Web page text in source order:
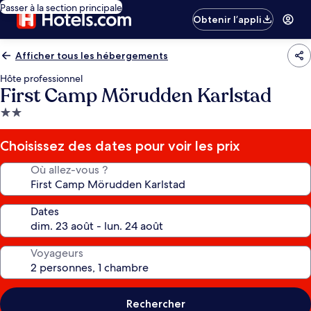
Passer à la section principale
Obtenir l’appli
Afficher tous les hébergements
Hôte professionnel
First Camp Mörudden Karlstad
Hébergement
2.0 étoiles
Choisissez des dates pour voir les prix
Où allez-vous ?
Dates
Voyageurs
Rechercher